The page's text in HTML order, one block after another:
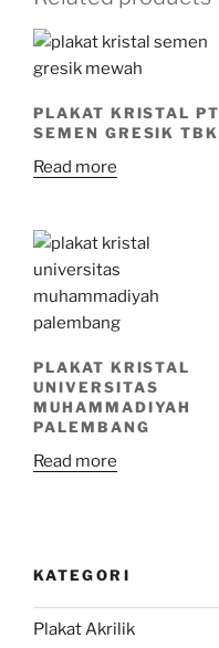
PLAKAT KRISTAL PT
SEMEN GRESIK TBK
Read more
PLAKAT KRISTAL
UNIVERSITAS
MUHAMMADIYAH
PALEMBANG
Read more
KATEGORI
Plakat Akrilik